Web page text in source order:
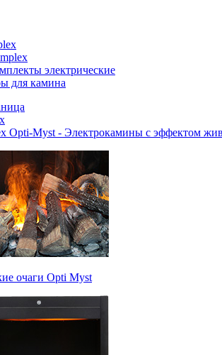
электрические
для камина
Opti-Myst - Электрокамины с эффектом
очаги Opti Myst